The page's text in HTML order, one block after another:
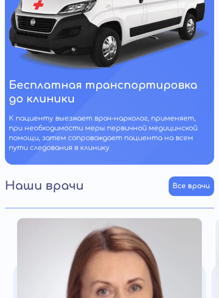
Бесплатная транспортировка
до клиники
К пациенту выезжает врач-нарколог, применяет,
при необходимости меры первичной медицинской
помощи, затем сопровождает пациента на всем
пути следования в клинику
Наши врачи Все врачи